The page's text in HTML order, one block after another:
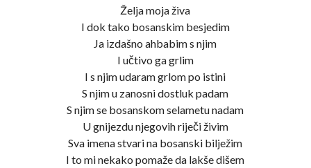
Želja moja živa
I dok tako bosanskim besjedim
Ja izdašno ahbabim s njim
I učtivo ga grlim
I s njim udaram grlom po istini
S njim u zanosni dostluk padam
S njim se bosanskom selametu nadam
U gnijezdu njegovih riječi živim
Sva imena stvari na bosanski bilježim
I to mi nekako pomaže da lakše dišem